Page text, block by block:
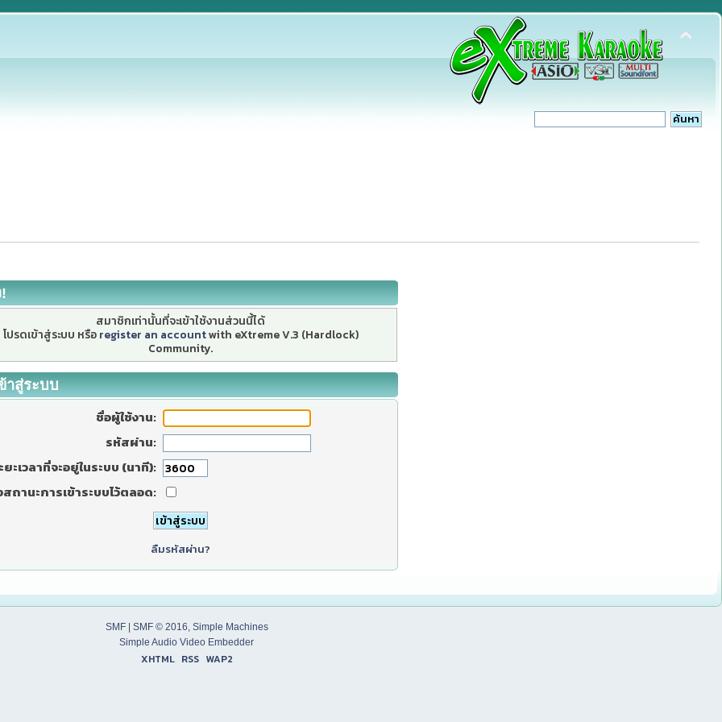
สมาชิกเท่านั้นที่จะเข้าใช้งานส่วนนี้ได้
โปรดเข้าสู่ระบบ หรือ register an accountwith eXtreme V.3 (Hardlock)
Community.
าสู่ระบบ
ชื่อผู้ใช้งาน:
รหัสผ่าน:
ยะเวลาที่จะอยู่ในระบบ (นาที):
สถานะการเข้าระบบไว้ตลอด:
ลืมรหัสผ่าน?
SMF| SMF © 2016, Simple Machines
Simple Audio Video Embedder
XHTML RSS WAP2